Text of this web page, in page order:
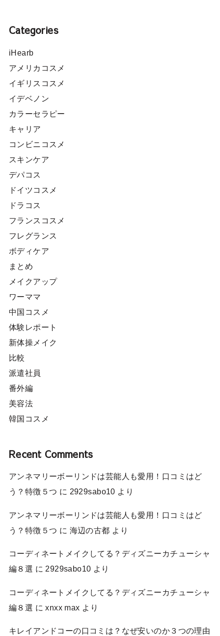
Categories
iHearb
アメリカコスメ
イギリスコスメ
イデベノン
カラーセラピー
キャリア
コンビニコスメ
スキンケア
デパコス
ドイツコスメ
ドラコス
フランスコスメ
フレグランス
ボディケア
まとめ
メイクアップ
ワーママ
中国コスメ
体験レポート
新体操メイク
比較
派遣社員
番外編
美容法
韓国コスメ
Recent Comments
アンネマリーボーリンドは芸能人も愛用！口コミはど
う？特徴５つ に 2929sabo10 より
アンネマリーボーリンドは芸能人も愛用！口コミはど
う？特徴５つ に 海辺の古都 より
コーディネートメイクしてる？ディズニーカチューシャ
編８選 に 2929sabo10 より
コーディネートメイクしてる？ディズニーカチューシャ
編８選 にxnxx max より
キレイアンドコーの口コミは？なぜ安いのか３つの理由